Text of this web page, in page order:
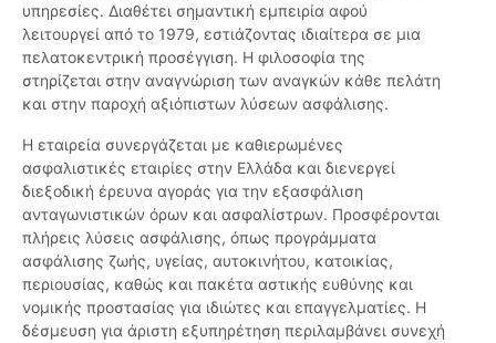
υπηρεσίες. Διαθέτει σημαντική εμπειρία αφού
λειτουργεί από το 1979, εστιάζοντας ιδιαίτερα σε μια
πελατοκεντρική προσέγγιση. Η φιλοσοφία της
στηρίζεται στην αναγνώριση των αναγκών κάθε πελάτη
και στην παροχή αξιόπιστων λύσεων ασφάλισης.
Η εταιρεία συνεργάζεται με καθιερωμένες
ασφαλιστικές εταιρίες στην Ελλάδα και διενεργεί
διεξοδική έρευνα αγοράς για την εξασφάλιση
ανταγωνιστικών όρων και ασφαλίστρων. Προσφέρονται
πλήρεις λύσεις ασφάλισης, όπως προγράμματα
ασφάλισης ζωής, υγείας, αυτοκινήτου, κατοικίας,
περιουσίας, καθώς και πακέτα αστικής ευθύνης και
νομικής προστασίας για ιδιώτες και επαγγελματίες. Η
δέσμευση για άριστη εξυπηρέτηση περιλαμβάνει συνεχή